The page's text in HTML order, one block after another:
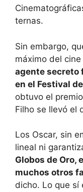
ternas.
Sin embargo,
máximo del
agente secreto
en el Festival
obtuvo el
Filho se llevó el
Los Oscar, sin
lineal ni
Globos de Oro,
muchos otros
dicho. Lo que sí